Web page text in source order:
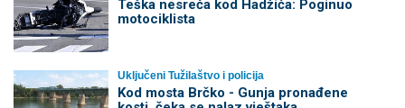
Teška nesreća kod Hadžića: Poginuo
motociklista
Uključeni Tužilaštvo i policija
Kod mosta Brčko - Gunja pronađene